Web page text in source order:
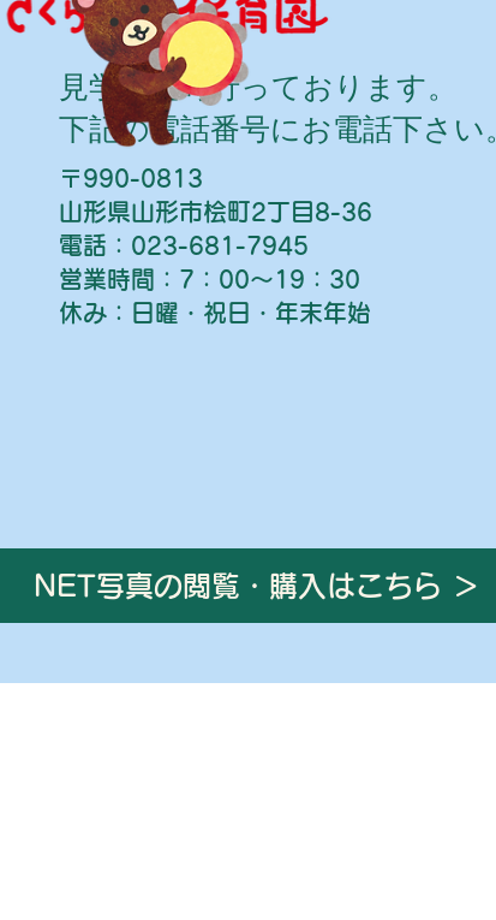
NET写真の閲覧・購入はこちら ＞
​見学は随時行っております。
下記の電話番号にお電話下さい
〒990-0813
山形県山形市桧町2丁目8-36
電話：023-681-7945
営業時間：7：00～19：30
休み：日曜・祝日・年末年始